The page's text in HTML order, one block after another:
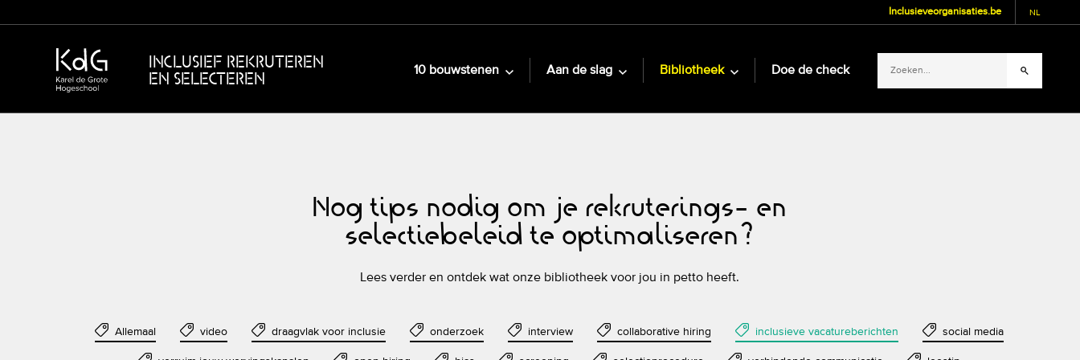
INCLUSIEF REKRUTEREN
EN SELECTEREN
10 bouwstenen Aan de slag Bibliotheek Doe de check
Inclusieveorganisaties.be NL
Nog tips nodig om je rekruterings- en
selectiebeleid te optimaliseren?
Lees verder en ontdek wat onze bibliotheek voor jou in petto heeft.
Allemaal video draagvlak voor inclusie onderzoek interview collaborative hiring inclusieve vacatureberichten social media